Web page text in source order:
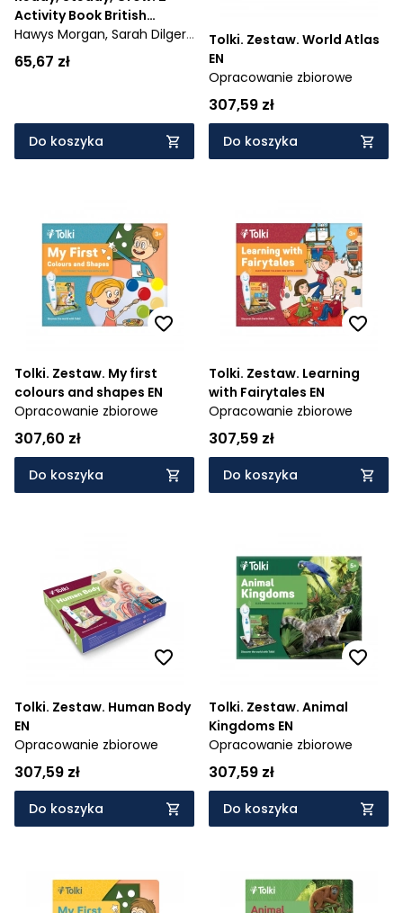
Activity Book British
English
Hawys Morgan, Sarah Dilger,
Kate Gregson,
Wright
65,67 zł
Do koszyka
Tolki. Zestaw. World Atlas
EN
Opracowanie zbiorowe
307,59 zł
Do koszyka
Tolki. Zestaw. My first
colours and shapes EN
Opracowanie zbiorowe
307,60 zł
Do koszyka
Tolki. Zestaw. Learning
with Fairytales EN
Opracowanie zbiorowe
307,59 zł
Do koszyka
Tolki. Zestaw. Human Body
EN
Opracowanie zbiorowe
307,59 zł
Do koszyka
Tolki. Zestaw. Animal
Kingdoms EN
Opracowanie zbiorowe
307,59 zł
Do koszyka